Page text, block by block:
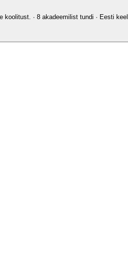
koolitust. · 8 akadeemilist tundi · Eesti keel